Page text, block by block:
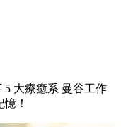
大療癒系 曼谷工作
！